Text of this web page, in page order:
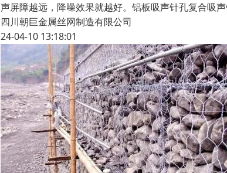
声屏障越远，降噪效果就越好。铝板吸声针孔复合吸
四川朝巨金属丝网制造有限公司
24-04-10 13:18:01